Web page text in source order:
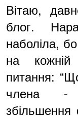
Вітаю,
блог.
наболіла,
на
питання:
члена -